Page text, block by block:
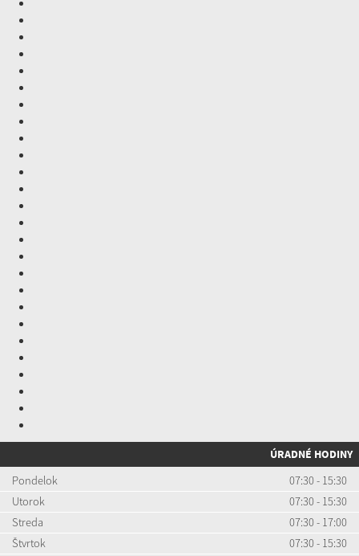
ÚRADNÉ HODINY
Pondelok
07:30 - 15:30
Utorok
07:30 - 15:30
Streda
07:30 - 17:00
Štvrtok
07:30 - 15:30